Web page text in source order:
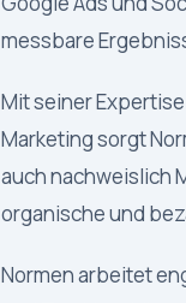
messbare
Mit seiner
Marketing sorgt
auch nachweislich
organische und
Normen arbeitet